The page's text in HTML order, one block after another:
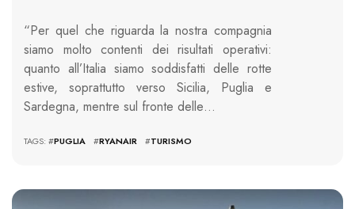
“Per quel che riguarda la nostra compagnia
siamo molto contenti dei risultati operativi:
quanto all’Italia siamo soddisfatti delle rotte
estive, soprattutto verso Sicilia, Puglia e
Sardegna, mentre sul fronte delle…
TAGS: #PUGLIA #RYANAIR #TURISMO